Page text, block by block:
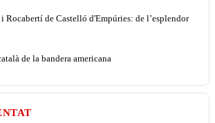
i Rocabertí de Castelló d'Empúries: de l’esplendor
de la bandera americana